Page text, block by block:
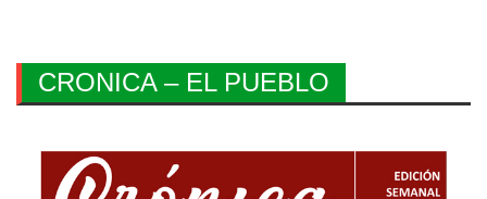
CRONICA – EL PUEBLO